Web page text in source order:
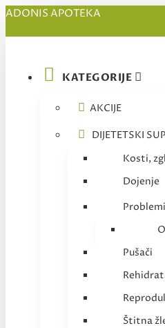
ADONIS APOTEKA
KATEGORIJE
AKCIJE
DIJETETSKI
Kosti,
Dojenje
Pušači
Štitna